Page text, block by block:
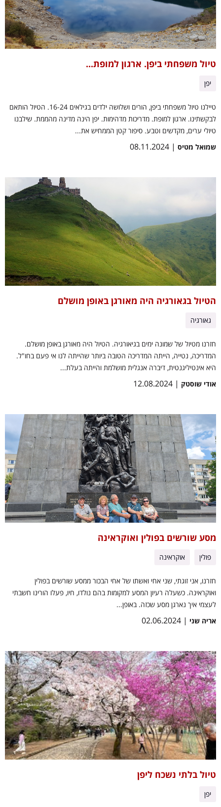
טיול משפחתי ביפן. ארגון למופת...
יפן
טיילנו טיול משפחתי ביפן, הורים ושלושה ילדים בגילאים 16-24. הטיול הותאם
לבקשתינו. ארגון למופת. מדריכות מדהימות. יפן הינה מדינה מהממת. שילבנו
טיולי ערים, מקדשים וטבע. סיפור קטן הממחיש את...
שמואל מטיס | 08.11.2024
הטיול בגאורגיה היה מאורגן באופן מושלם
גאורגיה
חזרנו מטיול של שמונה ימים בגיאורגיה. הטיול היה מאורגן באופן מושלם.
המדריכה, נטייה, הייתה המדריכה הטובה ביותר שהייתה לנו אי פעם בחו"ל.
היא אינטיליגנטית, דיברה אנגלית מושלמת והייתה בעלת...
אודי שוסטק | 12.08.2024
מסע שורשים בפולין ואוקראינה
פולין אוקראינה
חזרנו, אני זוגתי, שני אחי ואשתו של אחי הבכור ממסע שורשים בפולין
ואוקראינה. כשעלה רעיון המסע למקומות בהם נולדו, חיו, פעלו הורינו חשבתי
לעצמי איך נארגן מסע שכזה. באופן...
אריה שני | 02.06.2024
טיול בלתי נשכח ליפן
יפן